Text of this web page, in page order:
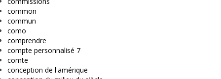
common
commun
como
comprendre
compte personnalisé 7
comte
conception de l'amérique